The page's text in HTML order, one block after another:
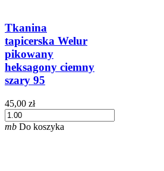
Tkanina
tapicerska Welur
pikowany
heksagony ciemny
szary 95
45,00 zł
mb Do koszyka